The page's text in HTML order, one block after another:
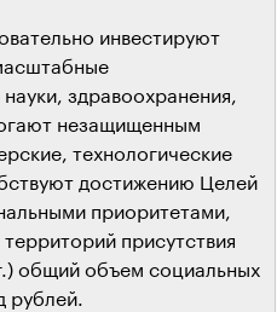
инвестируют
здравоохранения,
незащищенным
технологические
достижению Целей
приоритетами,
присутствия
общий объем социальных